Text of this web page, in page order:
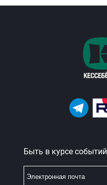
Быть в курсе событий